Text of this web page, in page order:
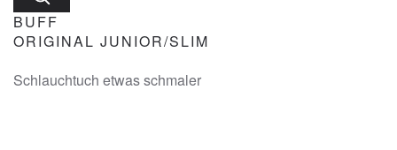
BUFF
ORIGINAL JUNIOR/SLIM
Schlauchtuch etwas schmaler